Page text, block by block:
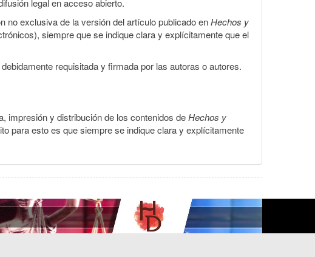
legal en acceso abierto.
no exclusiva de la versión del artículo publicado enHechos y
siempre que se indique clara y explícitamente que el
requisitada y firmada por las autoras o autores.
impresión y distribución de los contenidos deHechos y
para esto es que siempre se indique clara y explícitamente